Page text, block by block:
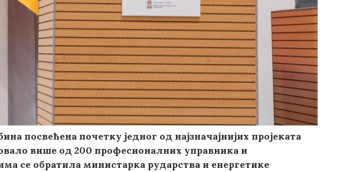
посвећена почетку једног од најзначајнијих пројеката
више од 200 професионалних управника и
се обратила министарка рударства и енергетике